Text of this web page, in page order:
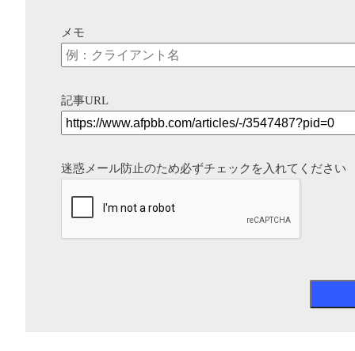
メモ
記事URL
迷惑メール防止のため必ずチェックを入れてください